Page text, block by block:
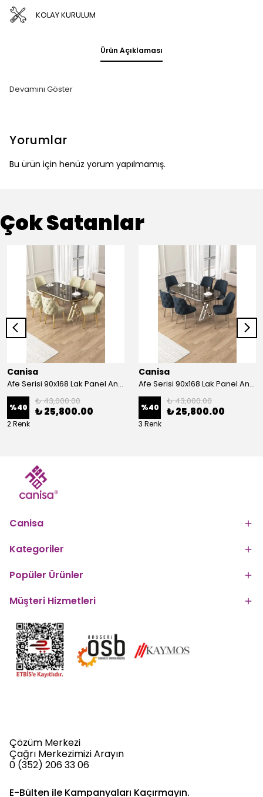
KOLAY KURULUM
Ürün Açıklaması
Devamını Göster
Yorumlar
Bu ürün için henüz yorum yapılmamış.
Çok Satanlar
Canisa
Afe Serisi 90x168 Lak Panel Antrasit İroni Masa ve 6 Sandalye Gold Kaplama Ayak
%40
₺ 43,000.00
₺ 25,800.00
2 Renk
Canisa
Afe Serisi 90x168 Lak Panel Antrasit İroni Masa ve 6 Sandalye Krom Kaplama Ayak
%40
₺ 43,000.00
₺ 25,800.00
3 Renk
Canisa
Kategoriler
Popüler Ürünler
Müşteri Hizmetleri
Çözüm Merkezi
Çağrı Merkezimizi Arayın
0 (352) 206 33 06
E-Bülten ile Kampanyaları Kaçırmayın.